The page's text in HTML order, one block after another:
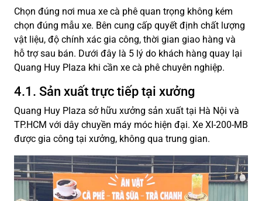
Chọn đúng nơi mua xe cà phê quan trọng không kém
chọn đúng mẫu xe. Bên cung cấp quyết định chất lượng
vật liệu, độ chính xác gia công, thời gian giao hàng và
hỗ trợ sau bán. Dưới đây là 5 lý do khách hàng quay lại
Quang Huy Plaza khi cần xe cà phê chuyên nghiệp.
4.1. Sản xuất trực tiếp tại xưởng
Quang Huy Plaza sở hữu xưởng sản xuất tại Hà Nội và
TP.HCM với dây chuyền máy móc hiện đại. Xe XI-200-MB
được gia công tại xưởng, không qua trung gian.